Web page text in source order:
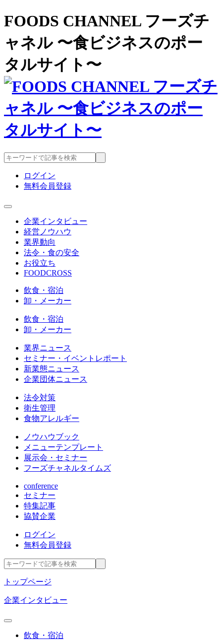
FOODS CHANNEL フーズチ
ャネル 〜食ビジネスのポー
タルサイト〜
ログイン
無料会員登録
企業インタビュー
経営ノウハウ
業界動向
法令・食の安全
お役立ち
FOODCROSS
飲食・宿泊
卸・メーカー
飲食・宿泊
卸・メーカー
業界ニュース
セミナー・イベントレポート
新業態ニュース
企業団体ニュース
法令対策
衛生管理
食物アレルギー
ノウハウブック
メニューテンプレート
展示会・セミナー
フーズチャネルタイムズ
conference
セミナー
特集記事
協賛企業
ログイン
無料会員登録
トップページ
企業インタビュー
飲食・宿泊